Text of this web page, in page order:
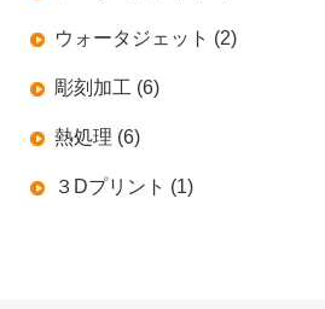
ウォータジェット (2)
彫刻加工 (6)
熱処理 (6)
３Dプリント (1)